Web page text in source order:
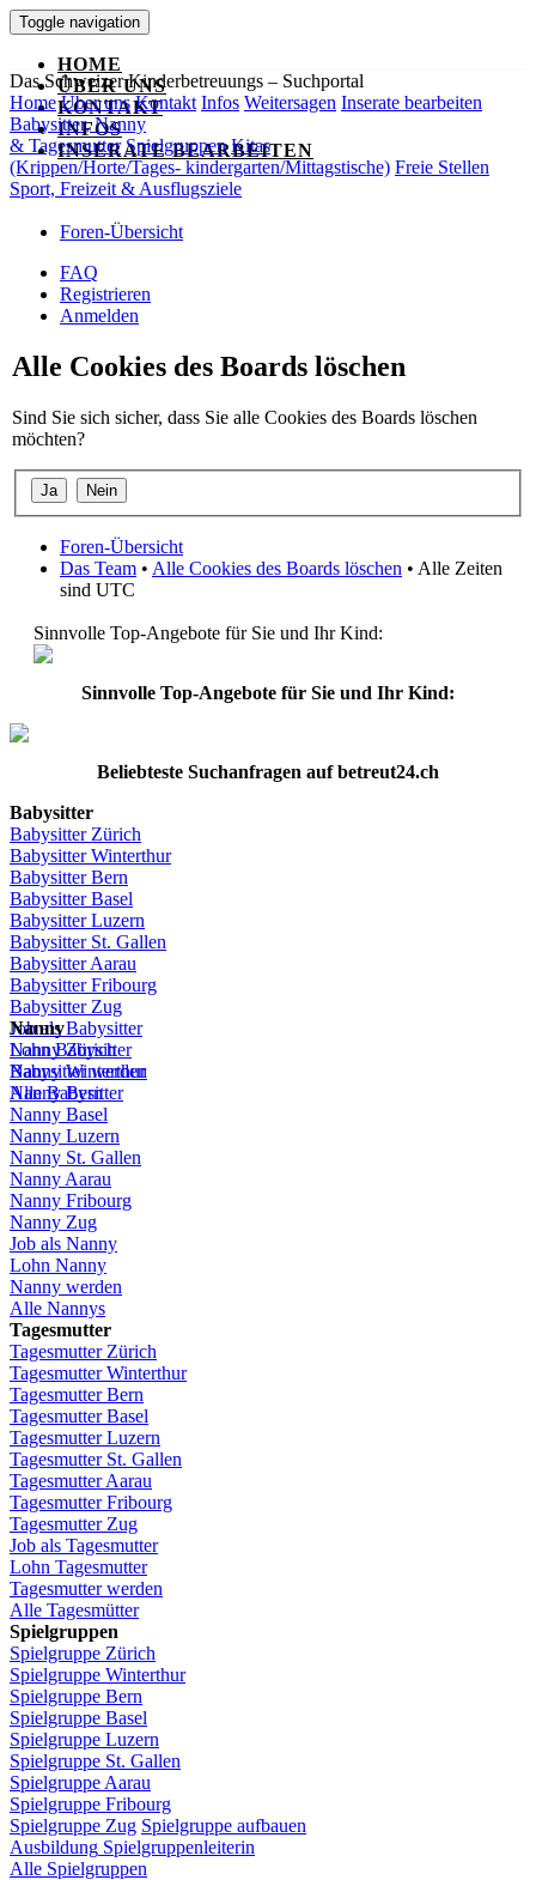
Toggle navigation
HOME
ÜBER UNS
KONTAKT
INFOS
INSERATE BEARBEITEN
Das Schweizer Kinderbetreuungs – Suchportal
Home Über uns Kontakt Infos Weitersagen Inserate bearbeiten
Babysitter, Nanny
& Tagesmutter Spielgruppen Kitas
(Krippen/Horte/Tages- kindergarten/Mittagstische) Freie Stellen
Sport, Freizeit & Ausflugsziele
Foren-Übersicht
FAQ
Registrieren
Anmelden
Alle Cookies des Boards löschen
Sind Sie sich sicher, dass Sie alle Cookies des Boards löschen
möchten?
Foren-Übersicht
Das Team • Alle Cookies des Boards löschen • Alle Zeiten
sind UTC
Sinnvolle Top-Angebote für Sie und Ihr Kind:
Sinnvolle Top-Angebote für Sie und Ihr Kind:
Beliebteste Suchanfragen aufbetreut24.ch
Babysitter
Babysitter Zürich
Babysitter Winterthur
Babysitter Bern
Babysitter Basel
BabysitterLuzern
Babysitter St. Gallen
BabysitterAarau
BabysitterFribourg
Babysitter Zug
JobalsBabysitter
LohnBabysitter
Babysitterwerden
Alle Babysitter
Nanny
NannyZürich
Nanny Winterthur
Nanny Bern
Nanny Basel
Nanny Luzern
Nanny St. Gallen
Nanny Aarau
Nanny Fribourg
Nanny Zug
Job als Nanny
Lohn Nanny
Nanny werden
Alle Nannys
Tagesmutter
Tagesmutter Zürich
TagesmutterWinterthur
TagesmutterBern
TagesmutterBasel
Tagesmutter Luzern
TagesmutterSt. Gallen
Tagesmutter Aarau
Tagesmutter Fribourg
Tagesmutter Zug
Job als Tagesmutter
Lohn Tagesmutter
Tagesmutter werden
Alle Tagesmütter
Spielgruppen
Spielgruppe Zürich
Spielgruppe Winterthur
Spielgruppe Bern
Spielgruppe Basel
Spielgruppe Luzern
Spielgruppe St. Gallen
Spielgruppe Aarau
Spielgruppe Fribourg
Spielgruppe Zug Spielgruppe aufbauen
Ausbildung Spielgruppenleiterin
Alle Spielgruppen